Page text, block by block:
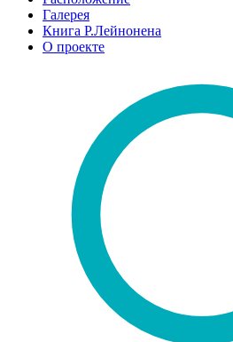
Галерея
Книга Р.Лейнонена
О проекте